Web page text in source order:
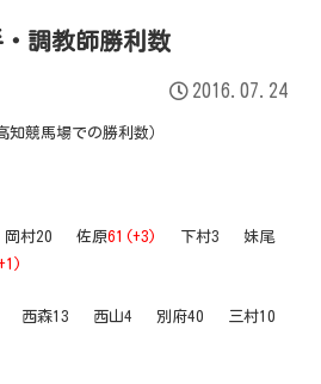
調教師勝利数
2016.07.24
競馬場での勝利数）
村20 佐原61(+3)
下村3 妹尾
西森13 西山4 別府40 三村10